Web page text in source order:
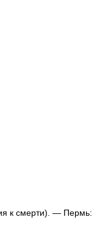
к смерти). — Пермь: